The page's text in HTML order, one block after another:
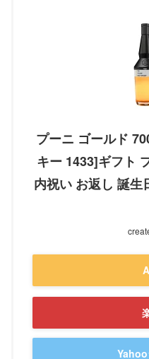
プーニ ゴールド
キー 1433]ギフト
内祝い お返し 誕生